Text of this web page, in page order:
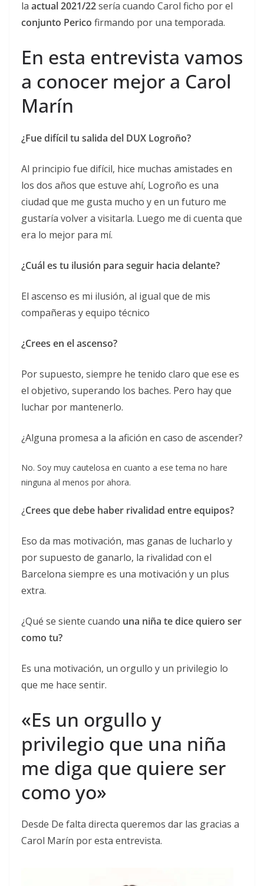
la actual 2021/22sería cuando Carol ficho por el
conjunto Perico firmando por una temporada.
En esta entrevista vamos
a conocer mejor a Carol
Marín
¿Fue difícil tu salida del DUX Logroño?
Al principio fue difícil, hice muchas amistades en
los dos años que estuve ahí, Logroño es una
ciudad que me gusta mucho y en un futuro me
gustaría volver a visitarla. Luego me di cuenta que
era lo mejor para mí.
¿Cuál es tu ilusión para seguir hacia delante?
El ascenso es mi ilusión, al igual que de mis
compañeras y equipo técnico
¿Crees en el ascenso?
Por supuesto, siempre he tenido claro que ese es
el objetivo, superando los baches. Pero hay que
luchar por mantenerlo.
¿Alguna promesa a la afición en caso de ascender?
No. Soy muy cautelosa en cuanto a ese tema no hare
ninguna al menos por ahora.
¿Crees que debe haber rivalidad entre equipos?
Eso da mas motivación, mas ganas de lucharlo y
por supuesto de ganarlo, la rivalidad con el
Barcelona siempre es una motivación y un plus
extra.
¿Qué se siente cuando una niña te dice quiero ser
como tu?
Es una motivación, un orgullo y un privilegio lo
que me hace sentir.
«Es un orgullo y
privilegio que una niña
me diga que quiere ser
como yo»
Desde De falta directa queremos dar las gracias a
Carol Marín por esta entrevista.